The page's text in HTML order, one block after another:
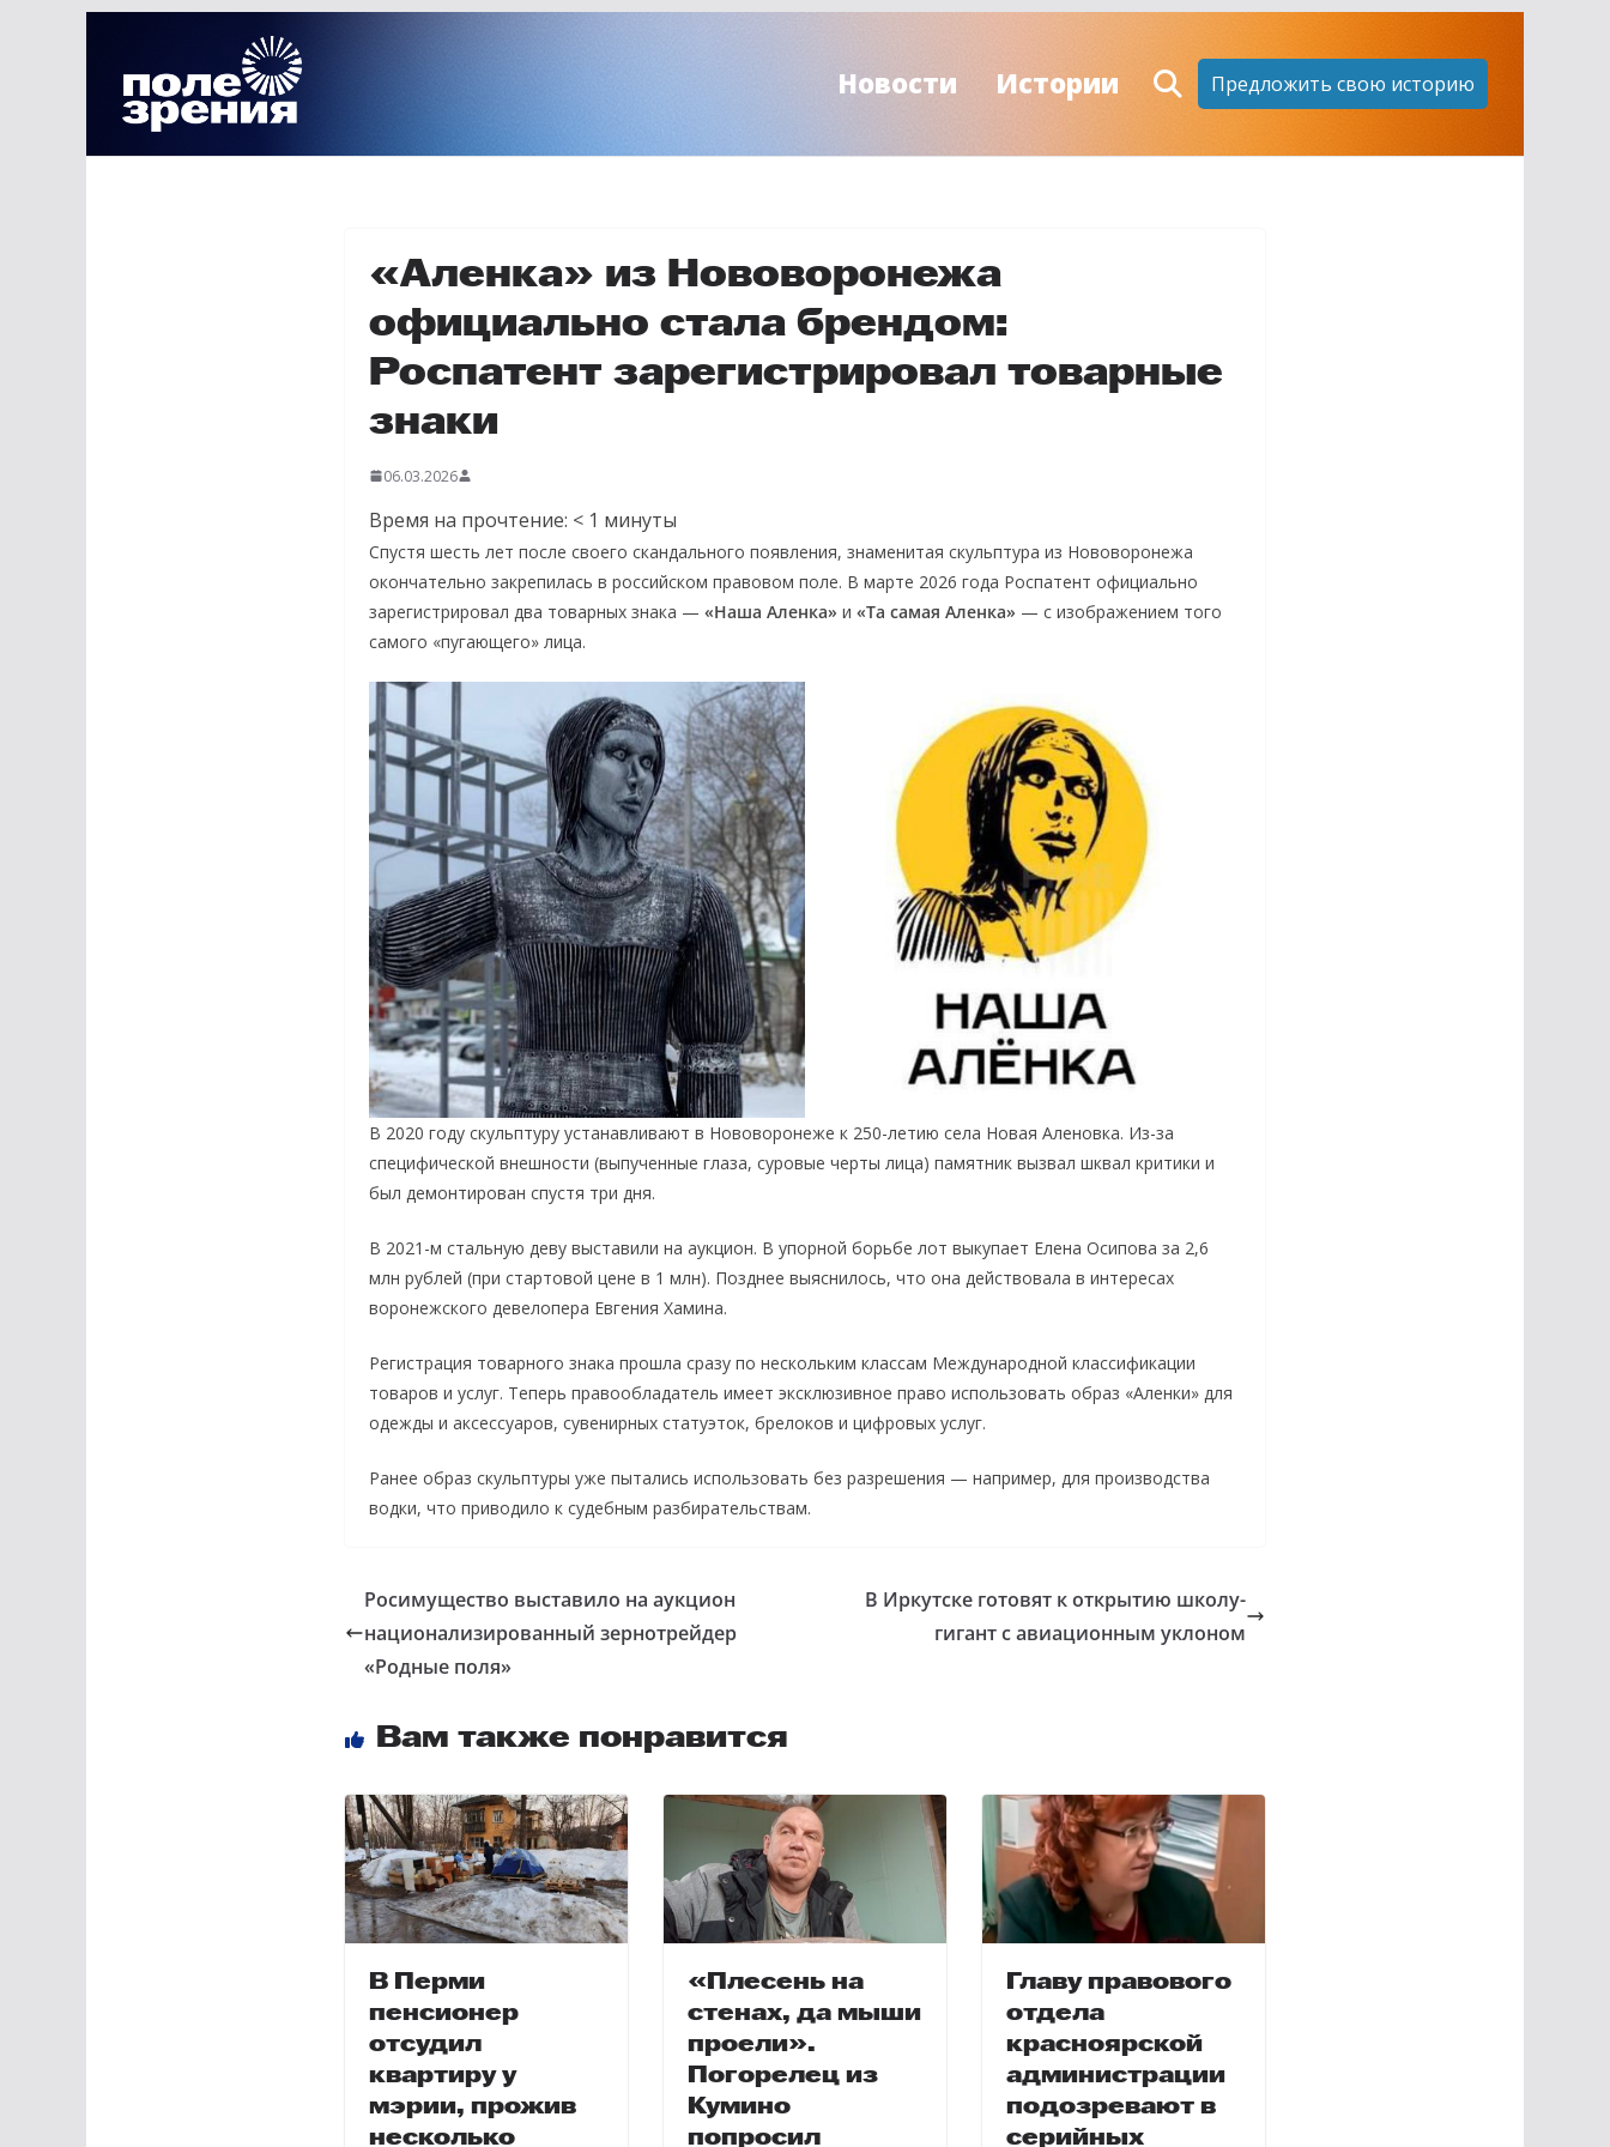
содержимому
Новости Истории Предложить свою историю
«Аленка» из Нововоронежа
официально стала брендом:
Роспатент зарегистрировал товарные
знаки
06.03.2026
Время на прочтение: < 1 минуты
Спустя шесть лет после своего скандального появления, знаменитая скульптура из Нововоронежа
окончательно закрепилась в российском правовом поле. В марте 2026 года Роспатент официально
зарегистрировал два товарных знака — «Наша Аленка» и «Та самая Аленка» — с изображением того
самого «пугающего» лица.
В 2020 году скульптуру устанавливают в Нововоронеже к 250-летию села Новая Аленовка. Из-за
специфической внешности (выпученные глаза, суровые черты лица) памятник вызвал шквал критики и
был демонтирован спустя три дня.
В 2021-м стальную деву выставили на аукцион. В упорной борьбе лот выкупает Елена Осипова за 2,6
млн рублей (при стартовой цене в 1 млн). Позднее выяснилось, что она действовала в интересах
воронежского девелопера Евгения Хамина.
Регистрация товарного знака прошла сразу по нескольким классам Международной классификации
товаров и услуг. Теперь правообладатель имеет эксклюзивное право использовать образ «Аленки» для
одежды и аксессуаров, сувенирных статуэток, брелоков и цифровых услуг.
Ранее образ скульптуры уже пытались использовать без разрешения — например, для производства
водки, что приводило к судебным разбирательствам.
Росимущество выставило на аукцион
национализированный зернотрейдер
«Родные поля»
В Иркутске готовят к открытию школу-
гигант с авиационным уклоном
Вам также понравится
В Перми
пенсионер
отсудил
квартиру у
мэрии, прожив
несколько
«Плесень на
стенах, да мыши
проели».
Погорелец из
Кумино
попросил
Главу правового
отдела
красноярской
администрации
подозревают в
серийных